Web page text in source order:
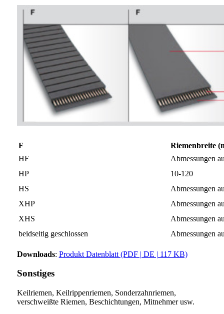
F
Riemenbreite
HF
Abmessungen
HP
10-120
HS
Abmessungen
XHP
Abmessungen
XHS
Abmessungen
beidseitig geschlossen
Abmessungen
Downloads: Produkt Datenblatt (PDF | DE | 117 KB)
Sonstiges
Keilriemen, Keilrippenriemen, Sonderzahnriemen,
verschweißte Riemen, Beschichtungen, Mitnehmer usw.